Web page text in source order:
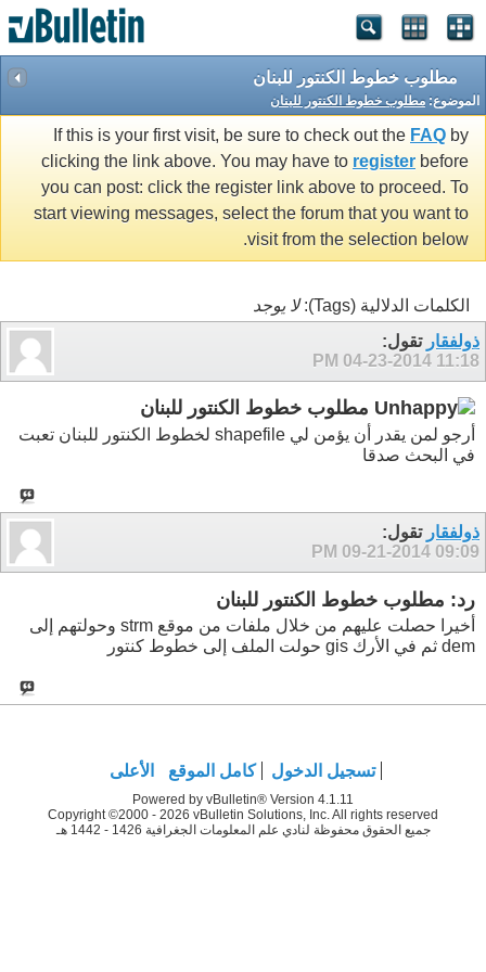
مطلوب خطوط الكنتور للبنان
الموضوع: مطلوب خطوط الكنتور للبنان
If this is your first visit, be sure to check out the FAQ by
clicking the link above. You may have to register before
you can post: click the register link above to proceed. To
start viewing messages, select the forum that you want to
visit from the selection below.
الكلمات الدلالية (Tags):
لا يوجد
ذولفقار تقول:
04-23-2014 11:18 PM
مطلوب خطوط الكنتور للبنان
أرجو لمن يقدر أن يؤمن لي shapefile لخطوط الكنتور للبنان تعبت
في البحث صدقا
ذولفقار تقول:
09-21-2014 09:09 PM
رد: مطلوب خطوط الكنتور للبنان
أخيرا حصلت عليهم من خلال ملفات من موقع strm وحولتهم إلى
dem ثم في الأرك gis حولت الملف إلى خطوط كنتور
تسجيل الدخول كامل الموقع الأعلى
Powered by vBulletin® Version 4.1.11
Copyright ©2000 - 2026 vBulletin Solutions, Inc. All rights reserved
جميع الحقوق محفوظة لنادي علم المعلومات الجغرافية 1426 - 1442 هـ